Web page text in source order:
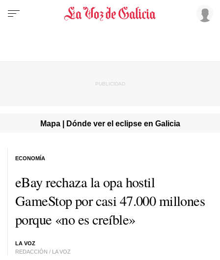
Mapa | Dónde ver el eclipse en Galicia
eBay rechaza la opa hostil
GameStop por casi 47.000 millones
porque «no es creíble»
LA VOZ
REDACCIÓN / LA VOZ
ECONOMÍA